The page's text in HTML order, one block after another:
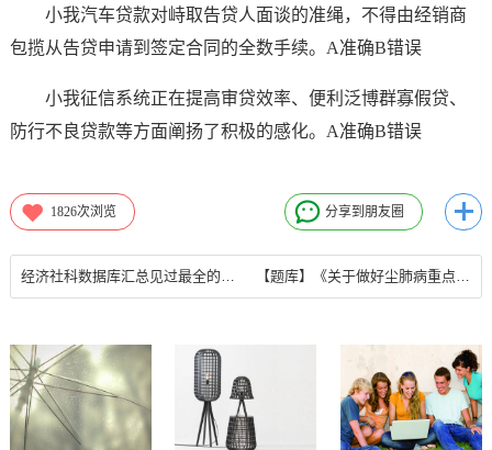
小我汽车贷款对峙取告贷人面谈的准绳，不得由经销商
包揽从告贷申请到签定合同的全数手续。A准确B错误
小我征信系统正在提高审贷效率、便利泛博群寡假贷、
防行不良贷款等方面阐扬了积极的感化。A准确B错误
1826次浏览 分享到朋友圈
经济社科数据库汇总见过最全的Database2022年12月28日数据库综合题 【题库】《关于做好尘肺病重点行业工伤保险有关工作的通知》规定自2020年开始依据卫生健康系统粉尘危害基础数据库信息在（ ）等尘肺病重点行业开展为期三年的工伤保险扩面专项行动原则上做到应保尽保_数据库基